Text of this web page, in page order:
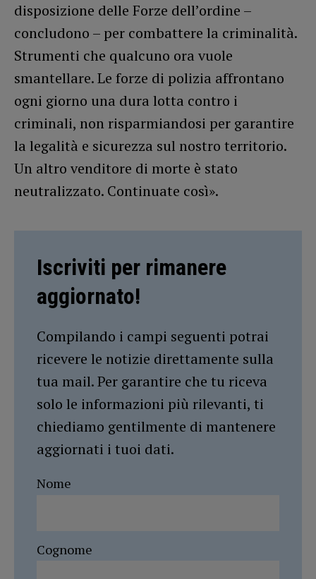
disposizione delle Forze dell’ordine –
concludono – per combattere la criminalità.
Strumenti che qualcuno ora vuole
smantellare. Le forze di polizia affrontano
ogni giorno una dura lotta contro i
criminali, non risparmiandosi per garantire
la legalità e sicurezza sul nostro territorio.
Un altro venditore di morte è stato
neutralizzato. Continuate così».
Iscriviti per rimanere
aggiornato!
Compilando i campi seguenti potrai
ricevere le notizie direttamente sulla
tua mail. Per garantire che tu riceva
solo le informazioni più rilevanti, ti
chiediamo gentilmente di mantenere
aggiornati i tuoi dati.
Nome
Cognome